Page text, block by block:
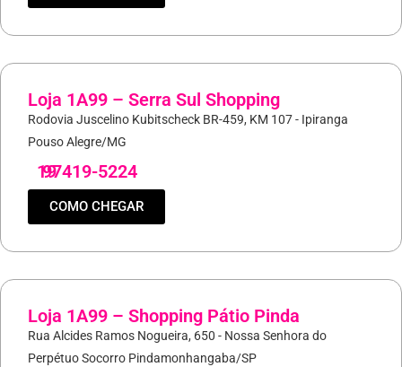
Loja 1A99 – Serra Sul Shopping
Rodovia Juscelino Kubitscheck BR-459, KM 107 - Ipiranga
Pouso Alegre/MG
19
97419-5224
COMO CHEGAR
Loja 1A99 – Shopping Pátio Pinda
Rua Alcides Ramos Nogueira, 650 - Nossa Senhora do
Perpétuo Socorro Pindamonhangaba/SP